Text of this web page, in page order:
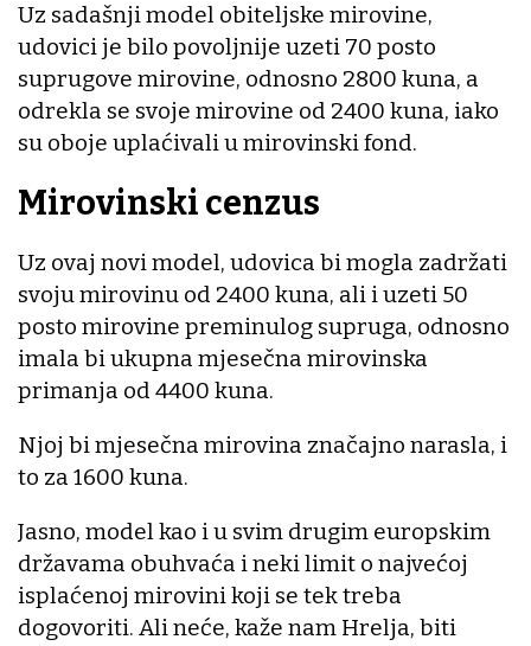
Uz sadašnji model obiteljske mirovine,
udovici je bilo povoljnije uzeti 70 posto
suprugove mirovine, odnosno 2800 kuna, a
odrekla se svoje mirovine od 2400 kuna, iako
su oboje uplaćivali u mirovinski fond.
Mirovinski cenzus
Uz ovaj novi model, udovica bi mogla zadržati
svoju mirovinu od 2400 kuna, ali i uzeti 50
posto mirovine preminulog supruga, odnosno
imala bi ukupna mjesečna mirovinska
primanja od 4400 kuna.
Njoj bi mjesečna mirovina značajno narasla, i
to za 1600 kuna.
Jasno, model kao i u svim drugim europskim
državama obuhvaća i neki limit o najvećoj
isplaćenoj mirovini koji se tek treba
dogovoriti. Ali neće, kaže nam Hrelja, biti